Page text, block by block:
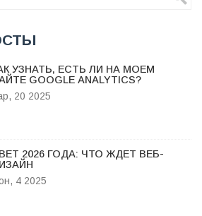
УЗНАТЬ, ЕСТЬ ЛИ НА МОЕМ
GOOGLE ANALYTICS?
20 2025
2026 ГОДА: ЧТО ЖДЕТ ВЕБ-
4 2025